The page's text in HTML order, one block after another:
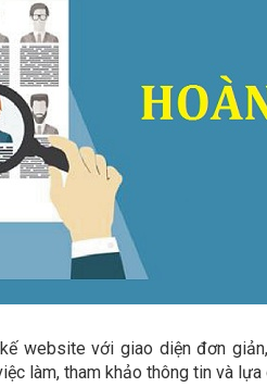
website với giao diện đơn
làm, tham khảo thông tin và lựa